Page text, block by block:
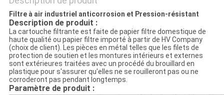
Filtre à air industriel anticorrosion et Pression-résistant
Description de produit :
La cartouche filtrante est faite de papier filtre domestique de
haute qualité ou papier filtre importé à partir de HV Company
(choix de client). Les pièces en métal telles que les filets de
protection de soutien et les montures intérieurs et externes
sont extérieures traitées avec un procédé du brouillard en
plastique pour s'assurer qu'elles ne se rouilleront pas ou ne
corroderont pas pendant longtemps.
Paramètre de produit :